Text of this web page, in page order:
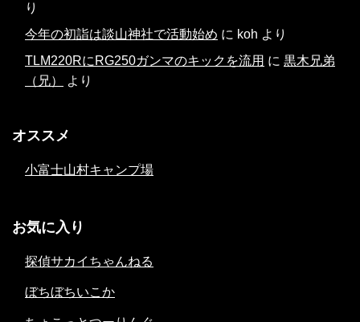
り
今年の初詣は談山神社で活動始め に koh より
TLM220RにRG250ガンマのキックを流用 に 黒木兄弟
（兄）
より
オススメ
小富士山村キャンプ場
お気に入り
探偵サカイちゃんねる
ぼちぼちいこか